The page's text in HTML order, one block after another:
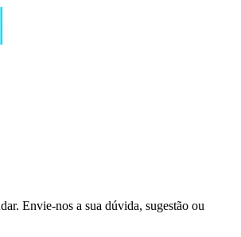
Envie-nos a sua dúvida, sugestão ou